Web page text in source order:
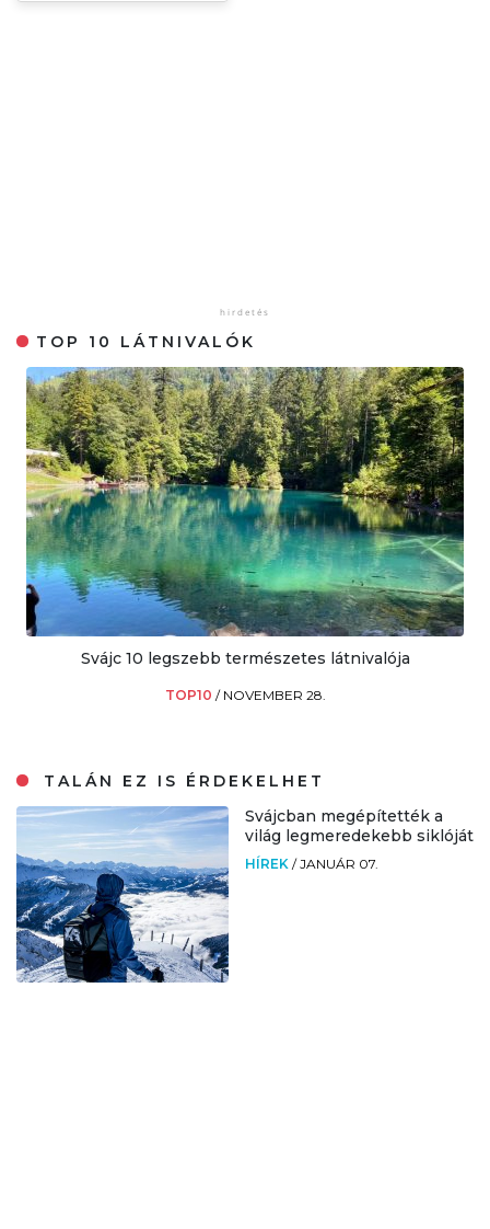
TOP 10 LÁTNIVALÓK
Svájc 10 legszebb természetes látnivalója
TOP10 / NOVEMBER 28.
TALÁN EZ IS ÉRDEKELHET
Svájcban megépítették a
világ legmeredekebb siklóját
HÍREK /JANUÁR 07.